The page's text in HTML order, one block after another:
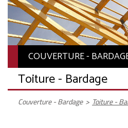
COUVERTURE -
Toiture - Bardage
Couverture - Bardage > Toiture -